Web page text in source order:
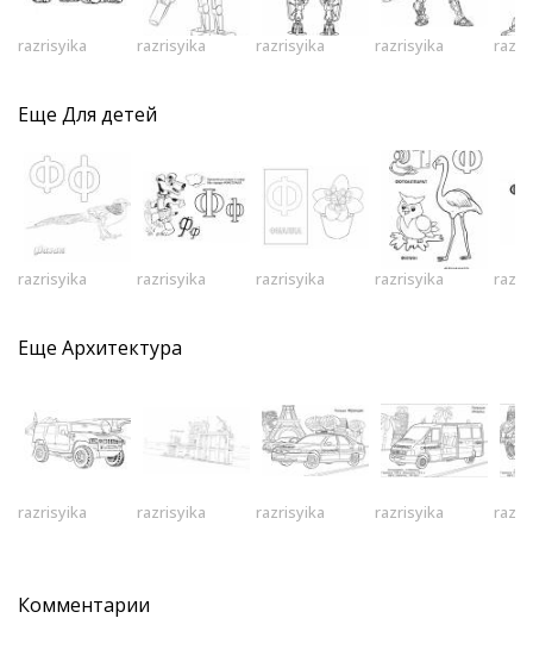
razrisyika razrisyika razrisyika razrisyika
Еще Для детей
razrisyika razrisyika razrisyika razrisyika
Еще Архитектура
razrisyika razrisyika razrisyika razrisyika
Комментарии